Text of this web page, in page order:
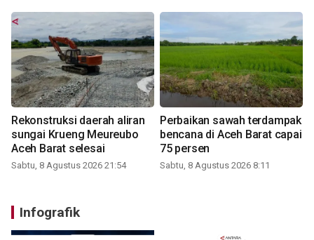
Rekonstruksi daerah aliran
sungai Krueng Meureubo
Aceh Barat selesai
Sabtu, 8 Agustus 2026 21:54
Perbaikan sawah terdampak
bencana di Aceh Barat capai
75 persen
Sabtu, 8 Agustus 2026 8:11
Infografik